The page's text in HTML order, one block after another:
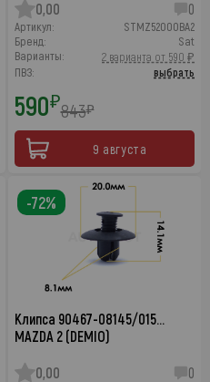
0,00
0
Артикул:
STMZ52000BA2
Бренд:
Sat
Варианты:
2 варианта от 590 ₽
ПВЗ:
выбрать
590₽843₽
9 августа
Клипса 90467-08145/015…
MAZDA 2 (DEMIO)
0,00 0
-72%